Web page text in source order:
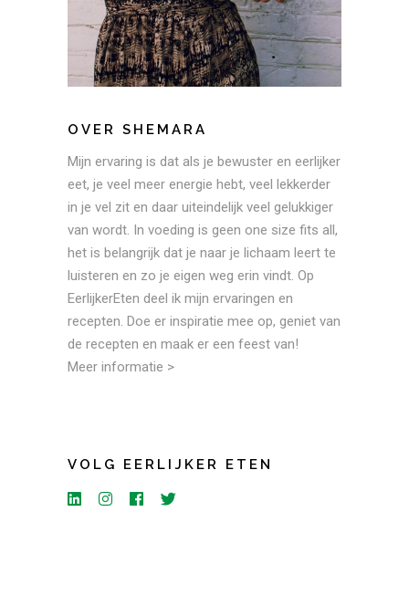
OVER SHEMARA
Mijn ervaring is dat als je bewuster en eerlijker
eet, je veel meer energie hebt, veel lekkerder
in je vel zit en daar uiteindelijk veel gelukkiger
van wordt. In voeding is geen one size fits all,
het is belangrijk dat je naar je lichaam leert te
luisteren en zo je eigen weg erin vindt. Op
EerlijkerEten deel ik mijn ervaringen en
recepten. Doe er inspiratie mee op, geniet van
de recepten en maak er een feest van!
Meer informatie >
VOLG EERLIJKER ETEN